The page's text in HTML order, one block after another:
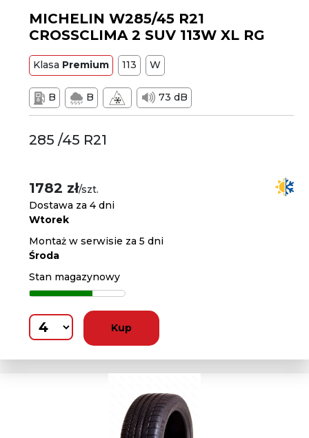
MICHELIN W285/45 R21
CROSSCLIMA 2 SUV 113W XL RG
Klasa Premium 113 W
B B 73 dB
285 /45 R21
1782 zł/szt.
Dostawa za 4 dni
Wtorek
Montaż w serwisie za 5 dni
Środa
Stan magazynowy
Kup